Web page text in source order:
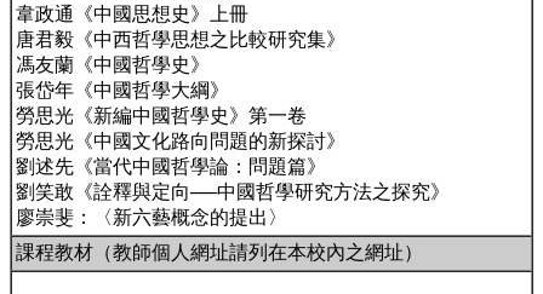
韋政通《中國思想史》上冊
唐君毅《中西哲學思想之比較研究集》
馮友蘭《中國哲學史》
張岱年《中國哲學大綱》
勞思光《新編中國哲學史》第一卷
勞思光《中國文化路向問題的新探討》
劉述先《當代中國哲學論：問題篇》
劉笑敢《詮釋與定向──中國哲學研究方法之探究》
廖崇斐：〈新六藝概念的提出〉
課程教材（教師個人網址請列在本校內之網址）